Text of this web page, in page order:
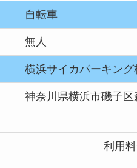
自転車
無人
横浜サイカパーキング
神奈川県横浜市磯子区
利用